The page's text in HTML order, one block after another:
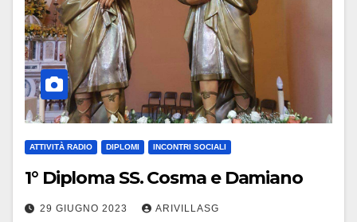
ATTIVITÀ RADIO DIPLOMI INCONTRI SOCIALI
1° Diploma SS. Cosma e Damiano
29 GIUGNO 2023 ARIVILLASG